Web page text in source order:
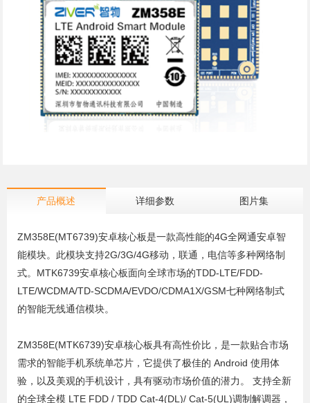
产品概述 详细参数 图片集
ZM358E(MT6739)安卓核心板是一款高性能的4G全网通安卓智
能模块。此模块支持2G/3G/4G移动，联通，电信等多种网络制
式。MTK6739安卓核心板面向全球市场的TDD-LTE/FDD-
LTE/WCDMA/TD-SCDMA/EVDO/CDMA1X/GSM七种网络制式
的智能无线通信模块。
ZM358E(MTK6739)安卓核心板具有高性价比，是一款贴合市场
需求的智能手机系统单芯片，它提供了极佳的 Android 使用体
验，以及美观的手机设计，具有驱动市场价值的潜力。 支持全新
的全球全模 LTE FDD / TDD Cat-4(DL)/ Cat-5(UL)调制解调器，